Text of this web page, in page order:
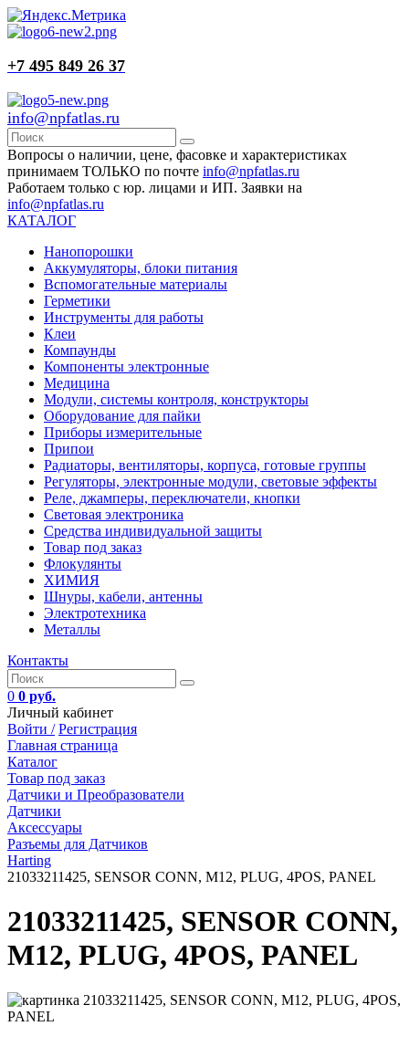
+7 495 849 26 37
info@npfatlas.ru
Вопросы о наличии, цене, фасовке и характеристиках
принимаем ТОЛЬКО по почте info@npfatlas.ru
Работаем только с юр. лицами и ИП. Заявки на
info@npfatlas.ru
КАТАЛОГ
Нанопорошки
Аккумуляторы, блоки питания
Вспомогательные материалы
Герметики
Инструменты для работы
Клеи
Компаунды
Компоненты электронные
Медицина
Модули, системы контроля, конструкторы
Оборудование для пайки
Приборы измерительные
Припои
Радиаторы, вентиляторы, корпуса, готовые группы
Регуляторы, электронные модули, световые эффекты
Реле, джамперы, переключатели, кнопки
Световая электроника
Средства индивидуальной защиты
Товар под заказ
Флокулянты
ХИМИЯ
Шнуры, кабели, антенны
Электротехника
Металлы
Контакты
0 0 руб.
Личный кабинет
Войти / Регистрация
Главная страница
Каталог
Товар под заказ
Датчики и Преобразователи
Датчики
Аксессуары
Разъемы для Датчиков
Harting
21033211425, SENSOR CONN, M12, PLUG, 4POS, PANEL
21033211425, SENSOR CONN,
M12, PLUG, 4POS, PANEL